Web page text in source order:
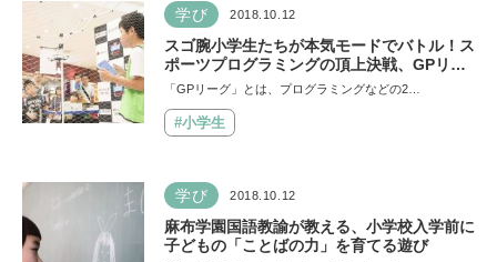
学び 2018.10.12
スゴ腕小学生たちが本気モードでバトル！ス
ポーツプログラミングの頂上決戦、GPリー
グに密着
「GPリーグ」とは、プログラミングなどの2…
#小学生
学び 2018.10.12
麻布学園国語教諭が教える、小学校入学前に
子どもの「ことばの力」を育てる遊び